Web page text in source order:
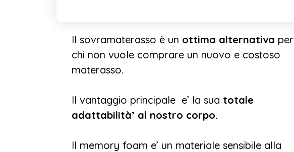
Il sovramaterasso è un ottima alternativa per
chi non vuole comprare un nuovo e costoso
materasso.
Il vantaggio principale e’ la sua totale
adattabilità’ al nostro corpo.
Il memory foam e’ un materiale sensibile alla